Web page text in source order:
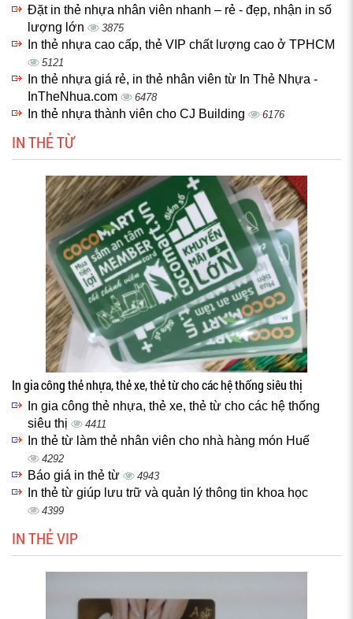
Đặt in thẻ nhựa nhân viên nhanh – rẻ - đẹp, nhận in số
lượng lớn
3875
In thẻ nhựa cao cấp, thẻ VIP chất lượng cao ở TPHCM
5121
In thẻ nhựa giá rẻ, in thẻ nhân viên từ In Thẻ Nhựa -
InTheNhua.com
6478
In thẻ nhựa thành viên cho CJ Building 6176
IN THẺ TỪ
In gia công thẻ nhựa, thẻ xe, thẻ từ cho các hệ thống siêu thị
In gia công thẻ nhựa, thẻ xe, thẻ từ cho các hệ thống
siêu thị
4411
In thẻ từ làm thẻ nhân viên cho nhà hàng món Huế
4292
Báo giá in thẻ từ 4943
In thẻ từ giúp lưu trữ và quản lý thông tin khoa học
4399
IN THẺ VIP